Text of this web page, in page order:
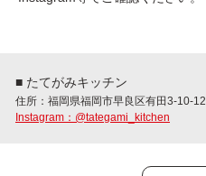
■ たてがみキッチン
住所：福岡県福岡市早良区有田3-10-12
Instagram：@tategami_kitchen